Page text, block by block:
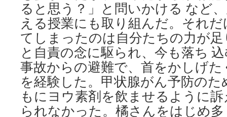
ると思う？」と問いかける など
える授業にも取り組んだ。それ
てしまったのは自分たちの力が
と自責の念に駆られ、今も落ち
事故からの避難で、首をかしげ
を経験した。甲状腺がん予防のた
もにヨウ素剤を飲ませるように
られなかった。橘さんをはじめ